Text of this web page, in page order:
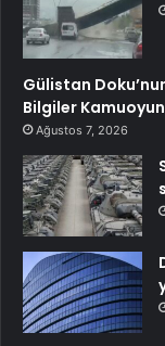
Gülistan
Bilgiler
Ağustos 7, 2026